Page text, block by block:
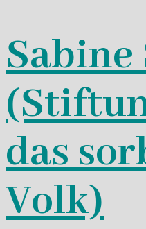
Sabine
das
Volk)